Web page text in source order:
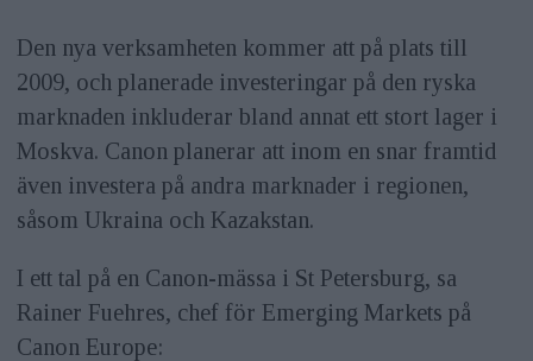
Den nya verksamheten kommer att på plats till
2009, och planerade investeringar på den ryska
marknaden inkluderar bland annat ett stort lager i
Moskva. Canon planerar att inom en snar framtid
även investera på andra marknader i regionen,
såsom Ukraina och Kazakstan.
I ett tal på en Canon-mässa i St Petersburg, sa
Rainer Fuehres, chef för Emerging Markets på
Canon Europe: